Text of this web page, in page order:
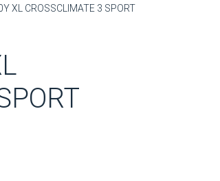
XL CROSSCLIMATE 3 SPORT